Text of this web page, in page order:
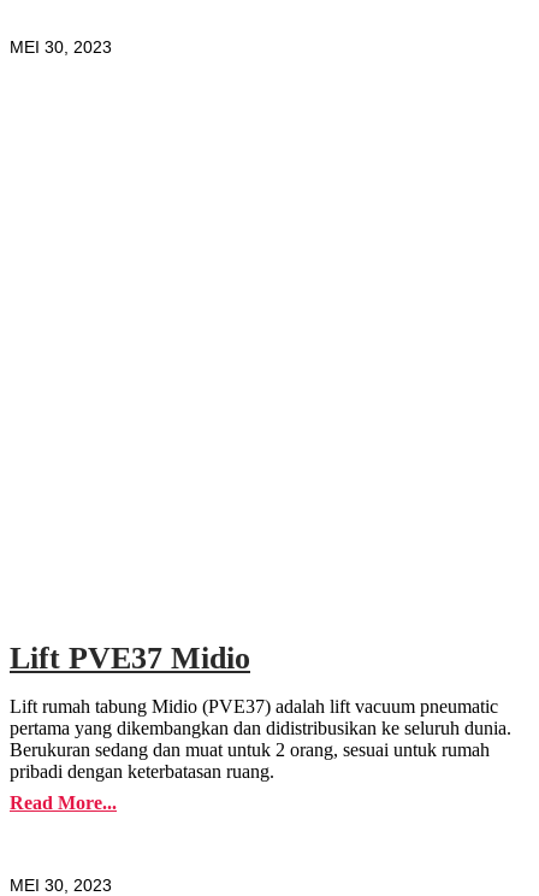
Lift PVE37 Midio
Lift rumah tabung Midio (PVE37) adalah lift vacuum pneumatic
pertama yang dikembangkan dan didistribusikan ke seluruh dunia.
Berukuran sedang dan muat untuk 2 orang, sesuai untuk rumah
pribadi dengan keterbatasan ruang.
MEI 30, 2023
Read More...
MEI 30, 2023